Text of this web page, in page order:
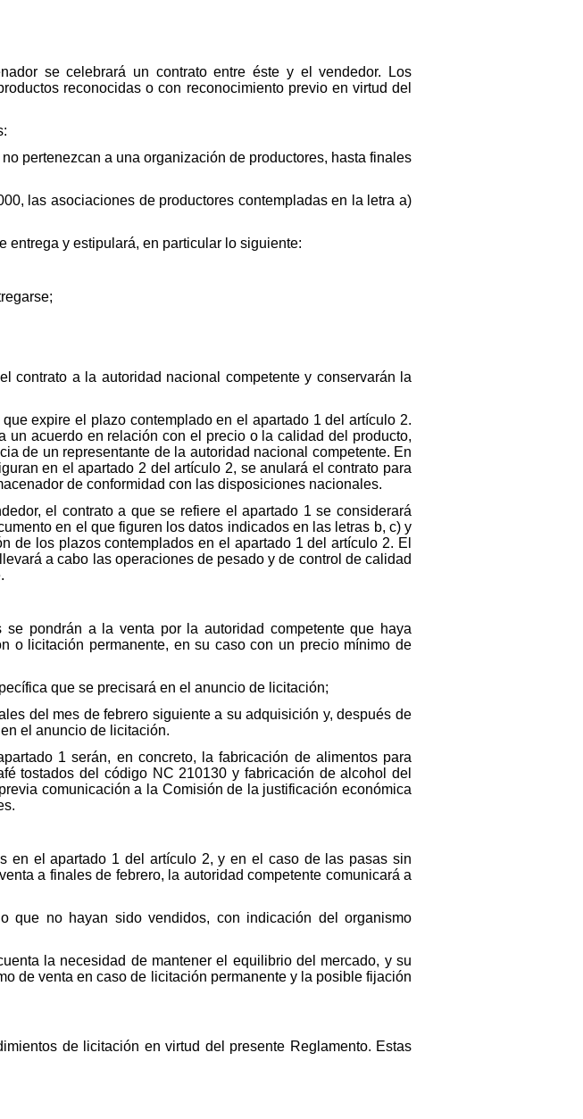
se celebrará un contrato entre éste y el vendedor. Los
reconocidas o con reconocimiento previo en virtud del
pertenezcan a una organización de productores, hasta finales
las asociaciones de productores contempladas en la letra a)
entrega y estipulará, en particular lo siguiente:
contrato a la autoridad nacional competente y conservarán la
expire el plazo contemplado en el apartado 1 del artículo 2.
acuerdo en relación con el precio o la calidad del producto,
de un representante de la autoridad nacional competente. En
en el apartado 2 del artículo 2, se anulará el contrato para
de conformidad con las disposiciones nacionales.
el contrato a que se refiere el apartado 1 se considerará
en el que figuren los datos indicados en las letras b, c) y
de los plazos contemplados en el apartado 1 del artículo 2. El
a cabo las operaciones de pesado y de control de calidad
pondrán a la venta por la autoridad competente que haya
o licitación permanente, en su caso con un precio mínimo de
que se precisará en el anuncio de licitación;
del mes de febrero siguiente a su adquisición y, después de
el anuncio de licitación.
1 serán, en concreto, la fabricación de alimentos para
tostados del código NC 210130 y fabricación de alcohol del
comunicación a la Comisión de la justificación económica
en el apartado 1 del artículo 2, y en el caso de las pasas sin
a finales de febrero, la autoridad competente comunicará a
que no hayan sido vendidos, con indicación del organismo
la necesidad de mantener el equilibrio del mercado, y su
de venta en caso de licitación permanente y la posible fijación
de licitación en virtud del presente Reglamento. Estas